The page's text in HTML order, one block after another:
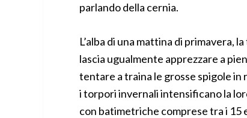
parlando della cernia.
L’alba di una mattina di primavera,
lascia ugualmente apprezzare a
tentare a traina le grosse spigole in
i torpori invernali intensificano la
con batimetriche comprese tra i 15